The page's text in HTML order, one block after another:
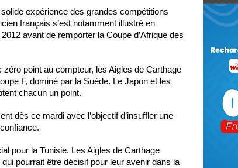
expérience des grandes compétitions
français s’est notamment illustré en
avant de remporter la Coupe d’Afrique des
point au compteur, les Aigles de Carthage
F, dominé par la Suède. Le Japon et les
chacun un point.
dès ce mardi avec l’objectif d’insuffler une
pour la Tunisie. Les Aigles de Carthage
pourrait être décisif pour leur avenir dans la